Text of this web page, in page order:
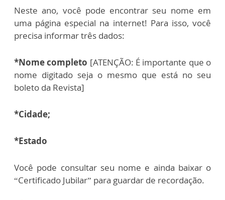
Neste ano, você pode encontrar seu nome em
uma página especial na internet! Para isso, você
precisa informar três dados:
*Nome completo [ATENÇÃO: É importante que o
nome digitado seja o mesmo que está no seu
boleto da Revista]
*Cidade;
*Estado
Você pode consultar seu nome e ainda baixar o
“Certificado Jubilar” para guardar de recordação.